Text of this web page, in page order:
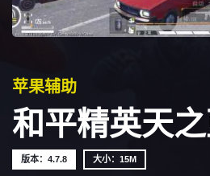
苹果辅助
和平精英天
版本：4.7.8 大小：15M